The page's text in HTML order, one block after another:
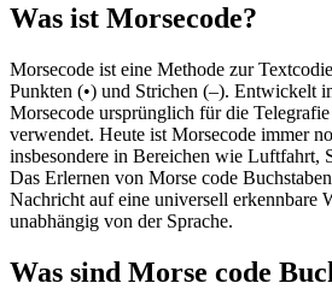
Was ist Morsecode?
Morsecode ist eine Methode zur
Punkten (•) und Strichen (–). Entwickelt
Morsecode ursprünglich für die
verwendet. Heute ist Morsecode immer
insbesondere in Bereichen wie Luftfahrt,
Das Erlernen von Morse code
Nachricht auf eine universell erkennbare
unabhängig von der Sprache.
Was sind Morse code